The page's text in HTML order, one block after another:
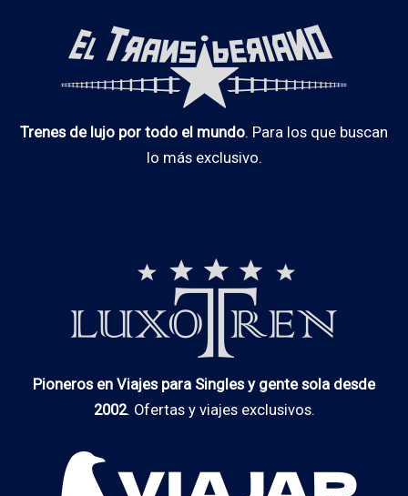
Trenes de lujo por todo el mundo. Para los que buscan
lo más exclusivo.
Pioneros en Viajes para Singles y gente sola desde
2002. Ofertas y viajes exclusivos.